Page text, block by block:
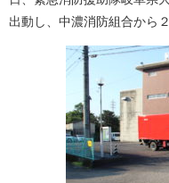
出動し、中濃消防組合から